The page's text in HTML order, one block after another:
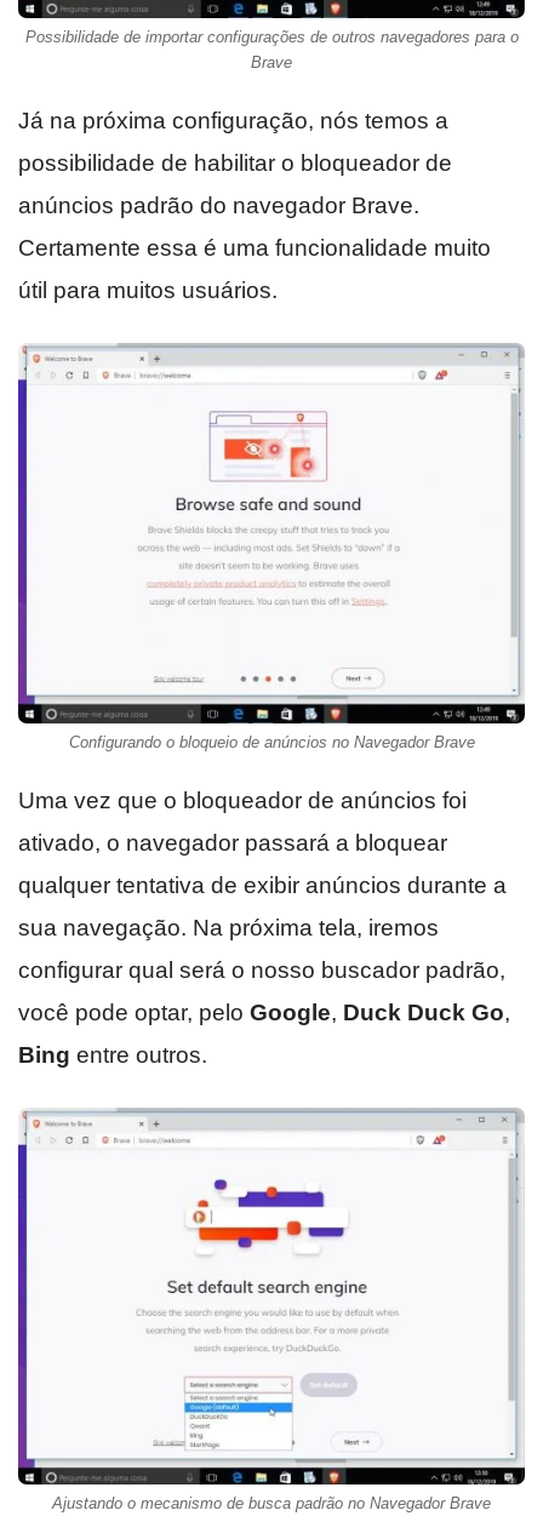
Possibilidade de importar configurações de outros navegadores para o
Brave
Já na próxima configuração, nós temos a
possibilidade de habilitar o bloqueador de
anúncios padrão do navegador Brave.
Certamente essa é uma funcionalidade muito
útil para muitos usuários.
Configurando o bloqueio de anúncios no Navegador Brave
Uma vez que o bloqueador de anúncios foi
ativado, o navegador passará a bloquear
qualquer tentativa de exibir anúncios durante a
sua navegação. Na próxima tela, iremos
configurar qual será o nosso buscador padrão,
você pode optar, pelo Google, Duck Duck Go,
Bing entre outros.
Ajustando o mecanismo de busca padrão no Navegador Brave